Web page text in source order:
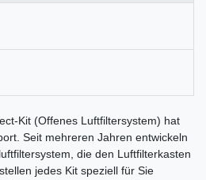
Kit (Offenes Luftfiltersystem) hat
Seit mehreren Jahren entwickeln
die den Luftfilterkasten
jedes Kit speziell für Sie